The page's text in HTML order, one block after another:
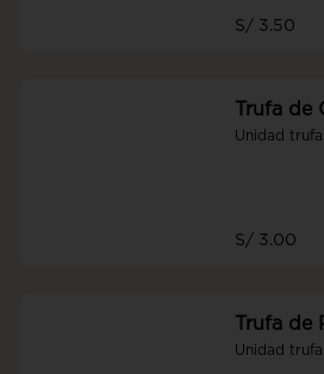
S/ 3.50
Trufa de
Unidad
S/ 3.00
Trufa de
Unidad